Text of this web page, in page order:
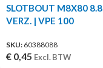
SLOTBOUT M8X80 8.8
VERZ. | VPE 100
SKU: 60388088
€ 0,45 Excl. BTW